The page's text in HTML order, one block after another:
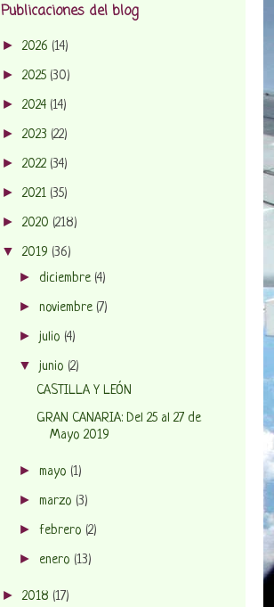
Publicaciones del blog
► 2026 (14)
► 2025 (30)
► 2024 (14)
► 2023 (22)
► 2022 (34)
► 2021 (35)
► 2020 (218)
▼ 2019 (36)
► diciembre (4)
►noviembre (7)
►julio (4)
▼junio (2)
CASTILLA Y LEÓN
GRAN CANARIA: Del 25 al 27 de
Mayo 2019
►mayo (1)
►marzo (3)
►febrero (2)
► enero (13)
► 2018 (17)